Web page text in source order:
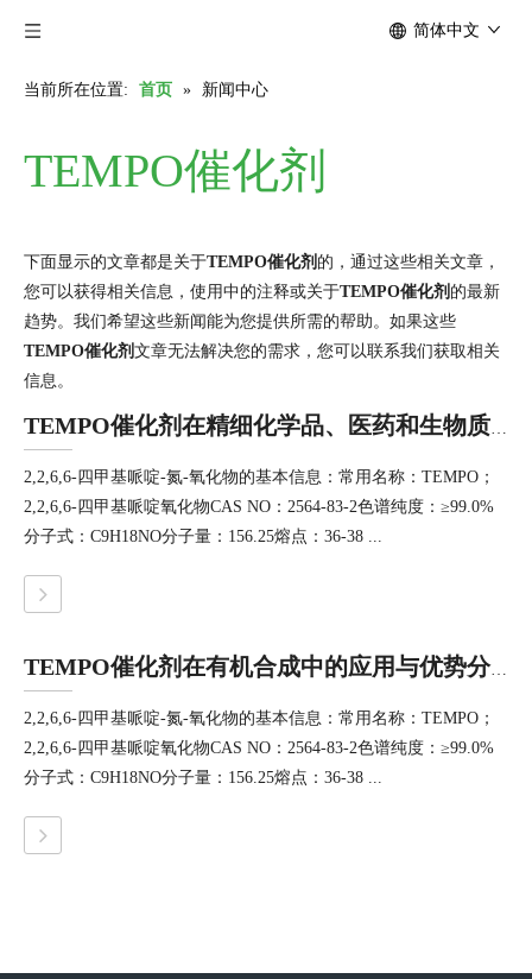
简体中文
当前所在位置: 首页 » 新闻中心
TEMPO催化剂
下面显示的文章都是关于TEMPO催化剂 的，通过这些相关文章，
您可以获得相关信息，使用中的注释或关于TEMPO催化剂 的最新
趋势。我们希望这些新闻能为您提供所需的帮助。如果这些
TEMPO催化剂 文章无法解决您的需求，您可以联系我们获取相关
信息。
TEMPO催化剂在精细化学品、医药和生物质转化中的应用研究
2,2,6,6-四甲基哌啶-氮-氧化物的基本信息：常用名称：TEMPO；
2,2,6,6-四甲基哌啶氧化物CAS NO：2564-83-2色谱纯度：≥99.0%
分子式：C9H18NO分子量：156.25熔点：36-38 ...
TEMPO催化剂在有机合成中的应用与优势分析
2,2,6,6-四甲基哌啶-氮-氧化物的基本信息：常用名称：TEMPO；
2,2,6,6-四甲基哌啶氧化物CAS NO：2564-83-2色谱纯度：≥99.0%
分子式：C9H18NO分子量：156.25熔点：36-38 ...